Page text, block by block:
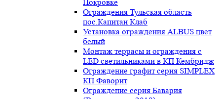
Покровке
Ограждения Тульская область
пос.Капитан Клаб
Установка ограждения ALBUS цвет
белый
Монтаж террасы и ограждения с
LED светильниками в КП Кембридж
Ограждение графит серия SIMPLEX
КП Фаворит
Ограждение серия Бавария